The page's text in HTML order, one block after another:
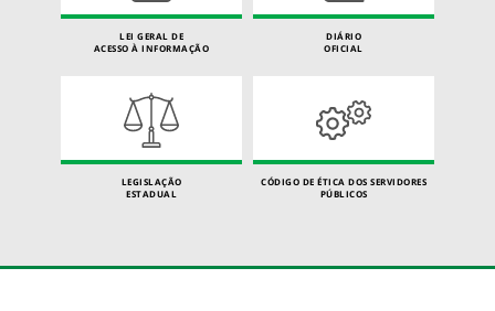
LEI GERAL DE
ACESSO À INFORMAÇÃO
DIÁRIO
OFICIAL
LEGISLAÇÃO
ESTADUAL
CÓDIGO DE ÉTICA DOS SERVIDORES
PÚBLICOS